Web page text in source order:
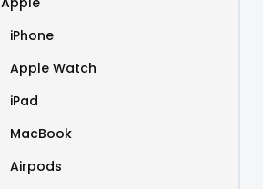
iPhone
Apple Watch
iPad
MacBook
Airpods